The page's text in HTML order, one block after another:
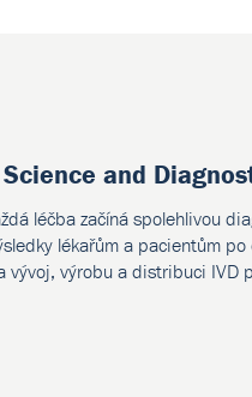
and
léčba začíná spolehlivou
lékařům a pacientům
vývoj, výrobu a distribuci IVD